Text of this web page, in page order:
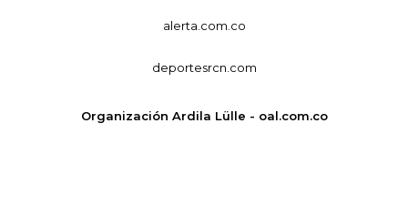
alerta.com.co
deportesrcn.com
Organización Ardila Lülle - oal.com.co